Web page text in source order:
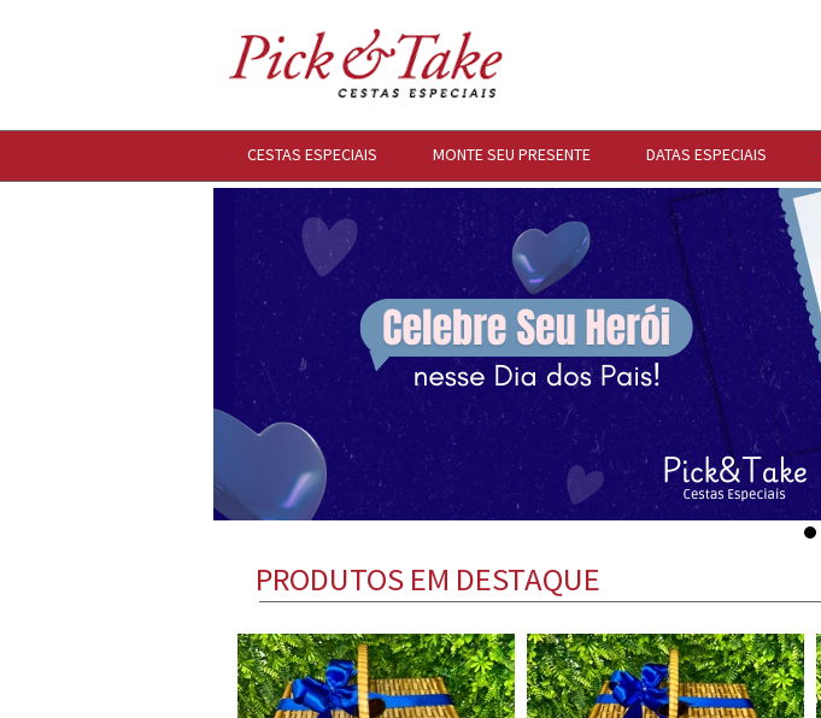
CESTAS ESPECIAIS MONTE SEU PRESENTE DATAS ESPECIAIS
PRODUTOS EM DESTAQUE